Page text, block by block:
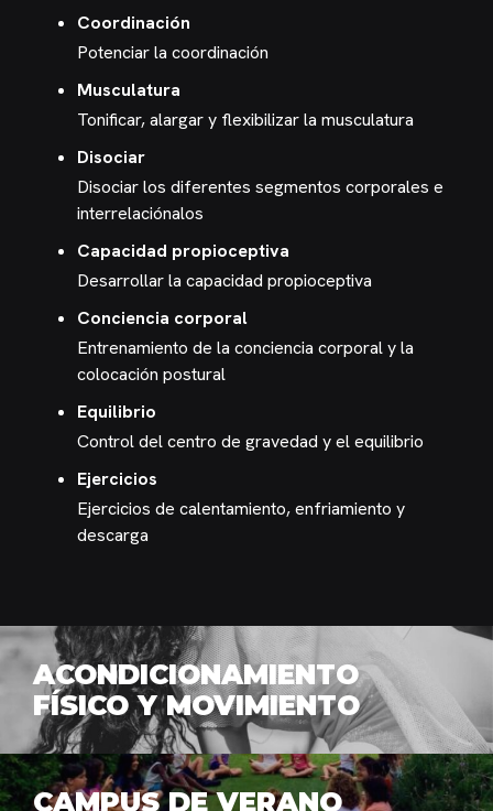
Coordinación
Potenciar la coordinación
Musculatura
Tonificar, alargar y flexibilizar la musculatura
Disociar
Disociar los diferentes segmentos corporales e
interrelaciónalos
Capacidad propioceptiva
Desarrollar la capacidad propioceptiva
Conciencia corporal
Entrenamiento de la conciencia corporal y la
colocación postural
Equilibrio
Control del centro de gravedad y el equilibrio
Ejercicios
Ejercicios de calentamiento, enfriamiento y
descarga
ACONDICIONAMIENTO
FÍSICO Y MOVIMIENTO
CAMPUS DE VERANO